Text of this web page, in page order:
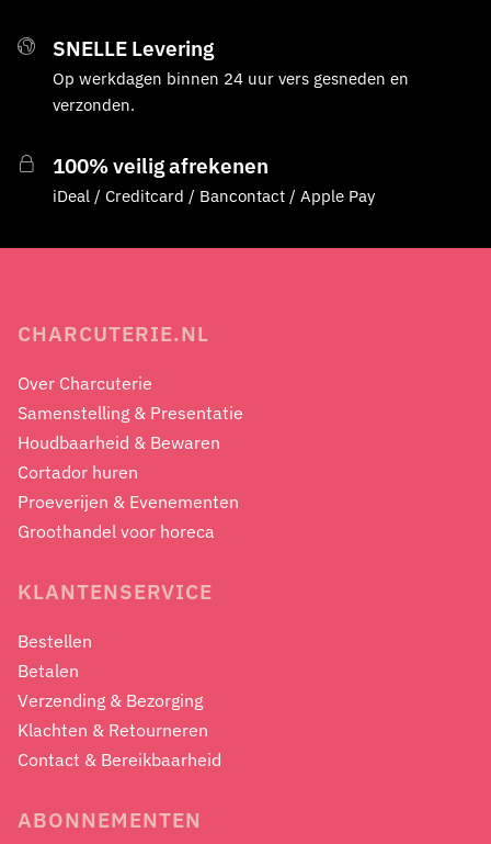
SNELLE Levering
Op werkdagen binnen 24 uur vers gesneden en
verzonden.
100% veilig afrekenen
iDeal / Creditcard / Bancontact / Apple Pay
CHARCUTERIE.NL
Over Charcuterie
Samenstelling & Presentatie
Houdbaarheid & Bewaren
Cortador huren
Proeverijen & Evenementen
Groothandel voor horeca
KLANTENSERVICE
Bestellen
Betalen
Verzending & Bezorging
Klachten & Retourneren
Contact & Bereikbaarheid
ABONNEMENTEN